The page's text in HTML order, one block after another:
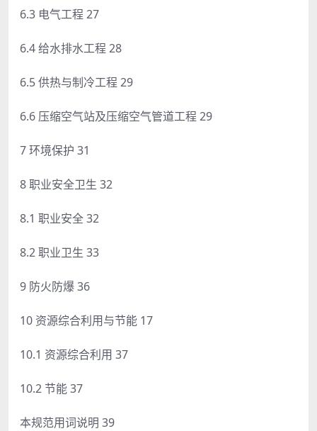
6.3 电气工程 27
6.4 给水排水工程 28
6.5 供热与制冷工程 29
6.6 压缩空气站及压缩空气管道工程 29
7 环境保护 31
8 职业安全卫生 32
8.1 职业安全 32
8.2 职业卫生 33
9 防火防爆 36
10 资源综合利用与节能 17
10.1 资源综合利用 37
10.2 节能 37
本规范用词说明 39